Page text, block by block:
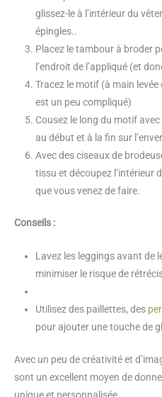
glissez-le à l’intérieur du
épingles..
Placez le tambour à broder
l’endroit de l’appliqué (et
Tracez le motif (à main
est un peu compliqué)
Cousez le long du motif
au début et à la fin sur
Avec des ciseaux de
tissu et découpez l’intérieur
que vous venez de faire.
Conseils :
Lavez les leggings avant de
minimiser le risque de
Utilisez des paillettes, des
pour ajouter une touche de
Avec un peu de créativité et
sont un excellent moyen de
unique et personnalisée.